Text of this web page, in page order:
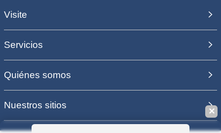
Visite
Servicios
Quiénes somos
Nuestros sitios
✕